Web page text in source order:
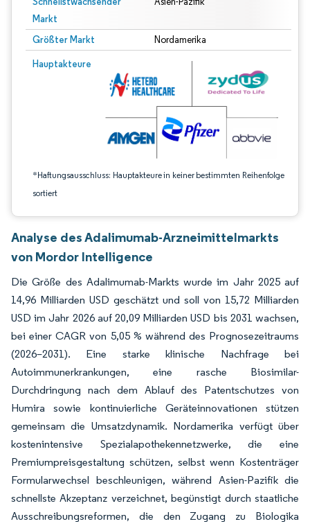
Markt
Größter Markt Nordamerika
Hauptakteure
*Haftungsausschluss: Hauptakteure in keiner bestimmten Reihenfolge
sortiert
Bild © Mordor Intelligence. Wiederverwendung erfordert Namensnennung
Analyse des Adalimumab-Arzneimittelmarkts
von Mordor Intelligence
Die Größe des Adalimumab-Markts wurde im Jahr 2025 auf
14,96 Milliarden USD geschätzt und soll von 15,72 Milliarden
USD im Jahr 2026 auf 20,09 Milliarden USD bis 2031 wachsen,
bei einer CAGR von 5,05 % während des Prognosezeitraums
(2026–2031). Eine starke klinische Nachfrage bei
Autoimmunerkrankungen, eine rasche Biosimilar-
Durchdringung nach dem Ablauf des Patentschutzes von
Humira sowie kontinuierliche Geräteinnovationen stützen
gemeinsam die Umsatzdynamik. Nordamerika verfügt über
kostenintensive Spezialapothekennetzwerke, die eine
Premiumpreisgestaltung schützen, selbst wenn Kostenträger
Formularwechsel beschleunigen, während Asien-Pazifik die
schnellste Akzeptanz verzeichnet, begünstigt durch staatliche
Ausschreibungsreformen, die den Zugang zu Biologika